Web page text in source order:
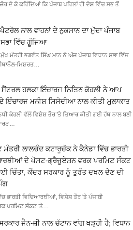
ਦੇ ਕੇ ਕਹਿੰਦਿਆਂ ਕਿ ਪੰਜਾਬ ਪਹਿਲਾਂ ਹੀ ਦੇਸ਼ ਵਿੱਚ ਸਭ ਤੋਂ
ਨਾਲ ਵਾਹਨਾਂ ਦੇ ਨੁਕਸਾਨ ਦਾ ਮੁੱਦਾ ਪੰਜਾਬ
ਸਭਾ ਵਿੱਚ ਗੂੰਜਿਆ
ਮੰਤਰੀ ਭਗਵੰਤ ਸਿੰਘ ਮਾਨ ਨੇ ਅੱਜ ਪੰਜਾਬ ਵਿਧਾਨ ਸਭਾ ਵਿੱਚ
ਮਿਸ਼ਰਤ…
ਹਲਕਾ ਇੰਚਾਰਜ ਨਿਤਿਨ ਕੋਹਲੀ ਨੇ ਆਪ
ਇੰਚਾਰਜ ਮਨੀਸ਼ ਸਿਸੋਦੀਆ ਨਾਲ ਕੀਤੀ ਮੁਲਾਕਾਤ
ਕੋਹਲੀ ਵੱਲੋਂ ਵਿਸ਼ੇਸ਼ ਤੌਰ 'ਤੇ ਤਿਆਰ ਕੀਤੀ ਗਈ ਹੱਥ ਨਾਲ ਬਣੀ
ਮੰਤਰੀ ਲਾਲਚੰਦ ਕਟਾਰੂਚੱਕ ਨੇ ਕੈਨੇਡਾ ਵਿੱਚ ਭਾਰਤੀ
ਦੇ ਪੋਸਟ-ਗ੍ਰੈਜੂਏਸ਼ਨ ਵਰਕ ਪਰਮਿਟ ਸੰਕਟ
ਚਿੰਤਾ, ਕੇਂਦਰ ਸਰਕਾਰ ਨੂੰ ਤੁਰੰਤ ਦਖਲ ਦੇਣ ਦੀ
ਭਾਰਤੀ ਵਿਦਿਆਰਥੀਆਂ, ਵਿਸ਼ੇਸ਼ ਤੌਰ 'ਤੇ ਪੰਜਾਬੀ
ਪਰਮਿਟ ਸੰਕਟ 'ਤੇ…
ਜੈਨ-ਜ਼ੀ ਨਾਲ ਚੱਟਾਨ ਵਾਂਗ ਖੜ੍ਹੀ ਹੈ; ਵਿਧਾਨ